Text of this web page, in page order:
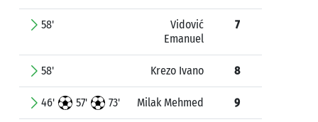
58'
Vidović
Emanuel
7
58' Krezo Ivano 8
46' 57' 73' Milak Mehmed 9